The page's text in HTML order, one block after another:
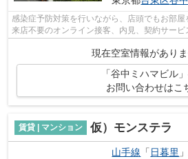
感染症予防対策を行いながら、店頭でもお部
来店不要のオンライン接客、内見、契約サービ
現在空室情報がありま
「谷中ミハマビル
お問い合わせはこ
賃貸 | マンション 仮）モンステラ
山手線 「 日暮里